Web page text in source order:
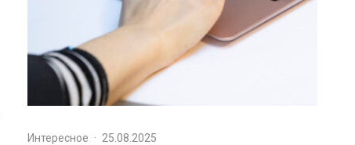
Интересное · 25.08.2025